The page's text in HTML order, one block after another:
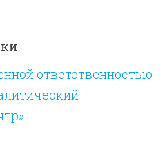
ответственностью